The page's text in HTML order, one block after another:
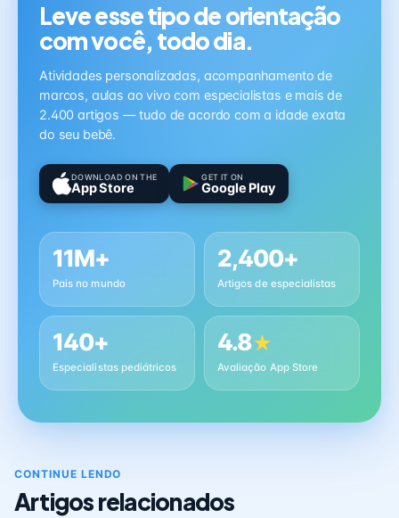
Leve esse tipo de orientação
com você, todo dia.
Atividades personalizadas, acompanhamento de
marcos, aulas ao vivo com especialistas e mais de
2.400 artigos — tudo de acordo com a idade exata
do seu bebê.
DOWNLOAD ON THE
App Store
GET IT ON
Google Play
11M+
Pais no mundo
2,400+
Artigos de especialistas
140+
Especialistas pediátricos
4.8★
Avaliação App Store
CONTINUE LENDO
Artigos relacionados